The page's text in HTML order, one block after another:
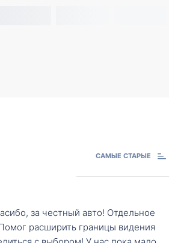
САМЫЕ СТАРЫЕ
за честный авто! Отдельное
расширить границы видения